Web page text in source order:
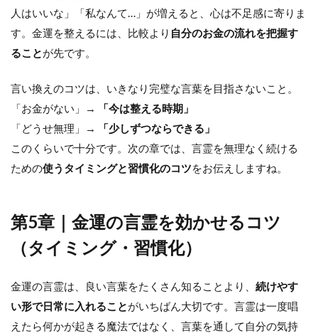
人はいいな」「私なんて…」が増えると、心は不足感に寄りま
す。金運を整えるには、比較より 自分のお金の流れを把握す
ることが先です。
言い換えのコツは、いきなり完璧な言葉を目指さないこと。
「お金がない」→
「今は整える時期」
「どうせ無理」→
「少しずつならできる」
このくらいで十分です。次の章では、言霊を無理なく続ける
ための使うタイミングと習慣化のコツをお伝えしますね。
第5章｜金運の言霊を効かせるコツ
（タイミング・習慣化）
金運の言霊は、良い言葉をたくさん知ることより、 続けやす
い形で日常に入れることがいちばん大切です。言霊は一度唱
えたら何かが起きる魔法ではなく、言葉を通して自分の気持